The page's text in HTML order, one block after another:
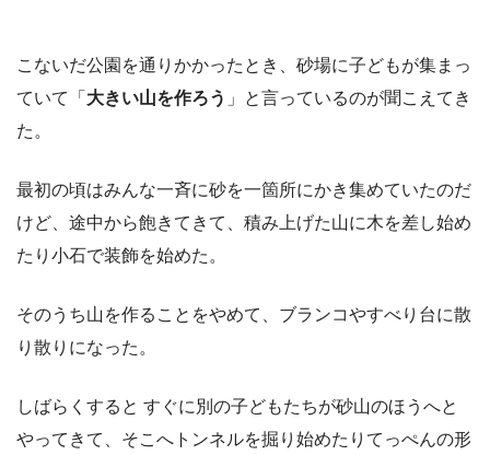
こないだ公園を通りかかったとき、砂場に子どもが集まっ
ていて「 大きい山を作ろう 」と言っているのが聞こえてき
た。
最初の頃はみんな一斉に砂を一箇所にかき集めていたのだ
けど、途中から飽きてきて、積み上げた山に木を差し始め
たり小石で装飾を始めた。
そのうち山を作ることをやめて、ブランコやすべり台に散
り散りになった。
しばらくすると すぐに別の子どもたちが砂山のほうへと
やってきて、そこへトンネルを掘り始めたりてっぺんの形